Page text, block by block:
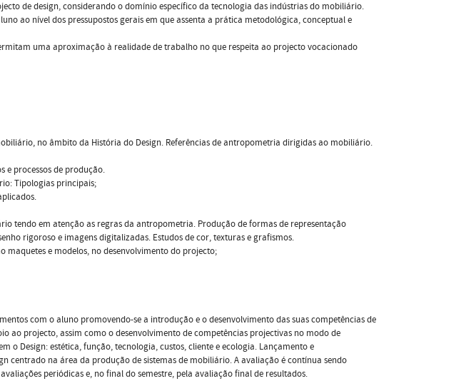
de design, considerando o domínio específico da tecnologia das indústrias do mobiliário.
ao nível dos pressupostos gerais em que assenta a prática metodológica, conceptual e
uma aproximação à realidade de trabalho no que respeita ao projecto vocacionado
no âmbito da História do Design. Referências de antropometria dirigidas ao mobiliário.
e processos de produção.
Tipologias principais;
tendo em atenção as regras da antropometria. Produção de formas de representação
rigoroso e imagens digitalizadas. Estudos de cor, texturas e grafismos.
maquetes e modelos, no desenvolvimento do projecto;
com o aluno promovendo-se a introdução e o desenvolvimento das suas competências de
ao projecto, assim como o desenvolvimento de competências projectivas no modo de
o Design: estética, função, tecnologia, custos, cliente e ecologia. Lançamento e
centrado na área da produção de sistemas de mobiliário. A avaliação é contínua sendo
periódicas e, no final do semestre, pela avaliação final de resultados.